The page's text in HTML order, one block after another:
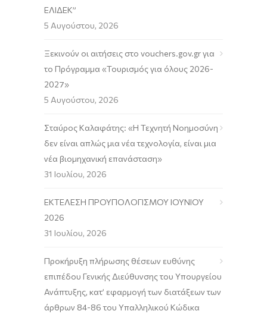
ΕΛΙΔΕΚ”
5 Αυγούστου, 2026
Ξεκινούν οι αιτήσεις στο vouchers.gov.gr για
το Πρόγραμμα «Τουρισμός για όλους 2026-
2027»
5 Αυγούστου, 2026
Σταύρος Καλαφάτης: «Η Τεχνητή Νοημοσύνη
δεν είναι απλώς μια νέα τεχνολογία, είναι μια
νέα βιομηχανική επανάσταση»
31 Ιουλίου, 2026
ΕΚΤΕΛΕΣΗ ΠΡΟΥΠΟΛΟΓΙΣΜΟΥ ΙΟΥΝΙΟΥ
2026
31 Ιουλίου, 2026
Προκήρυξη πλήρωσης θέσεων ευθύνης
επιπέδου Γενικής Διεύθυνσης του Υπουργείου
Ανάπτυξης, κατ’ εφαρμογή των διατάξεων των
άρθρων 84-86 του Υπαλληλικού Κώδικα